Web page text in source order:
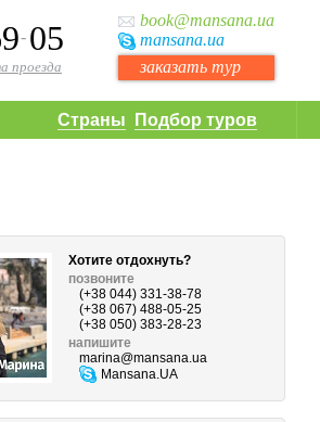
book@mansana.ua
mansana.ua
заказать тур
- 05
проезда
Страны Подбор туров
Хотите отдохнуть?
позвоните
(+38 044) 331-38-78
(+38 067) 488-05-25
(+38 050) 383-28-23
напишите
marina@mansana.ua
Mansana.UA